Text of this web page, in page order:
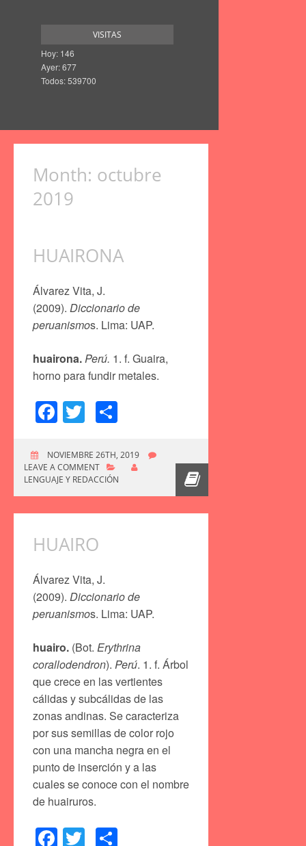
VISITAS
Hoy: 146
Ayer: 677
Todos: 539700
Month: octubre
2019
HUAIRONA
Álvarez Vita, J.
(2009). Diccionario de
peruanismos. Lima: UAP.
huairona.Perú. 1. f. Guaira,
horno para fundir metales.
Facebook
Twitter
NOVIEMBRE 26TH, 2019
LEAVE A COMMENT
LENGUAJE Y REDACCIÓN
HUAIRO
Álvarez Vita, J.
(2009). Diccionario de
peruanismos. Lima: UAP.
huairo. (Bot. Erythrina
corallodendron). Perú. 1. f. Árbol
que crece en las vertientes
cálidas y subcálidas de las
zonas andinas. Se caracteriza
por sus semillas de color rojo
con una mancha negra en el
punto de inserción y a las
cuales se conoce con el nombre
de huairuros.
Facebook
Twitter